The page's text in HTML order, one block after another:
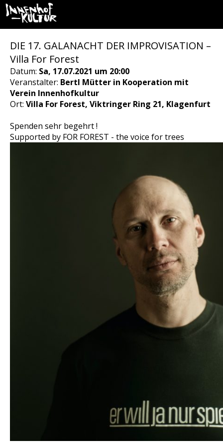
DIE 17. GALANACHT DER IMPROVISATION –
Villa For Forest
Datum: Sa, 17.07.2021 um 20:00
Veranstalter: Bertl Mütter in Kooperation mit
Verein Innenhofkultur
Ort: Villa For Forest, Viktringer Ring 21, Klagenfurt
Spenden sehr begehrt !
Supported by FOR FOREST - the voice for trees